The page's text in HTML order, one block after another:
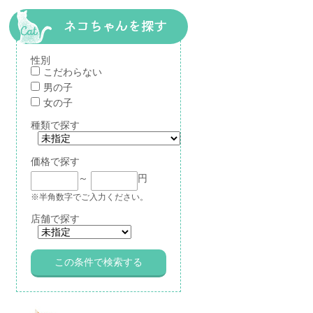
性別
こだわらない
男の子
女の子
種類で探す
価格で探す
～
円
※半角数字でご入力ください。
店舗で探す